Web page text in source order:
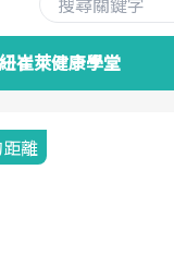
紐崔萊健康學堂
離